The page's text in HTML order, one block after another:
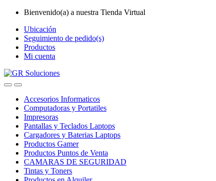
Skip
navigation
Skip
content
Bienvenido(a) a nuestra Tienda Virtual
Ubicación
Seguimiento de pedido(s)
Productos
Mi cuenta
Accesorios Informaticos
Computadoras y Portatiles
Impresoras
Pantallas y Teclados Laptops
Cargadores y Baterias Laptops
Productos Gamer
Productos Puntos de Venta
CAMARAS DE SEGURIDAD
Tintas y Toners